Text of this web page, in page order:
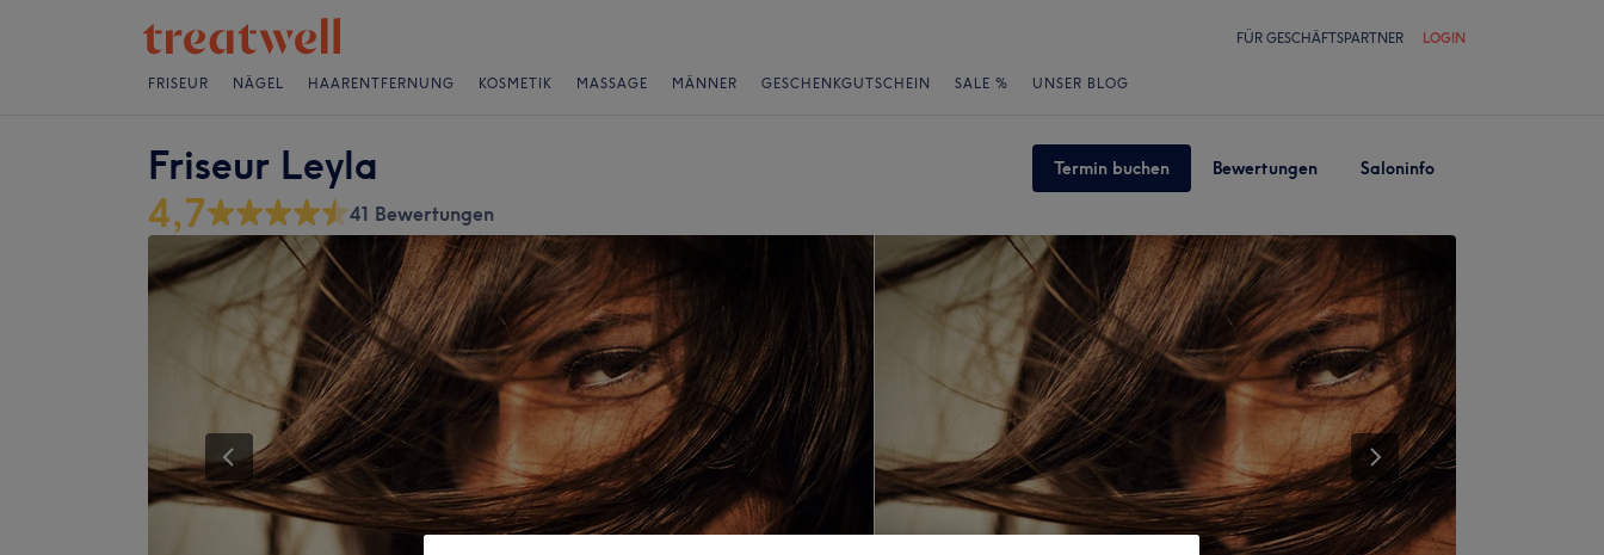
FÜR GESCHÄFTSPARTNER LOGIN
FRISEUR NÄGEL HAARENTFERNUNG KOSMETIK MASSAGE MÄNNER GESCHENKGUTSCHEIN SALE % UNSER BLOG
Friseur Leyla Termin buchen Bewertungen Saloninfo
4,7 41 Bewertungen